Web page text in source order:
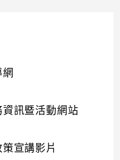
訊暨活動網站
宣講影片